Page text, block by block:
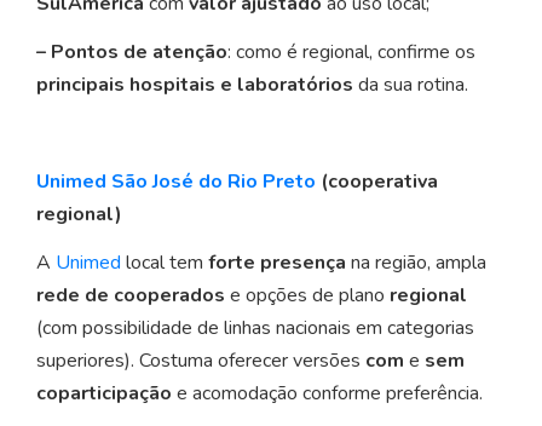
– Pontos de atenção: como é regional, confirme os
principais hospitais e laboratórios da sua rotina.
Unimed São José do Rio Preto (cooperativa
regional)
A Unimed local tem forte presença na região, ampla
rede de cooperados e opções de plano regional
(com possibilidade de linhas nacionais em categorias
superiores). Costuma oferecer versões com e sem
coparticipação e acomodação conforme preferência.